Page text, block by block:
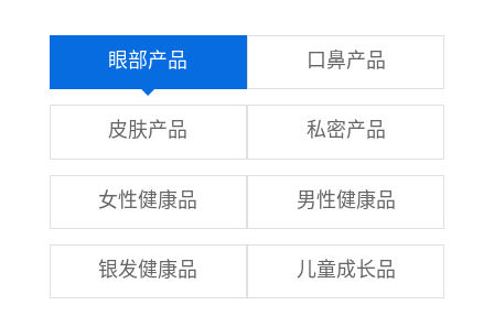
眼部产品 口鼻产品
皮肤产品 私密产品
女性健康品 男性健康品
银发健康品 儿童成长品